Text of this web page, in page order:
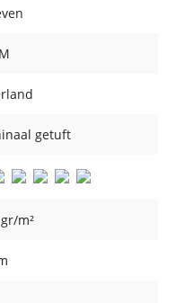
getuft
m²